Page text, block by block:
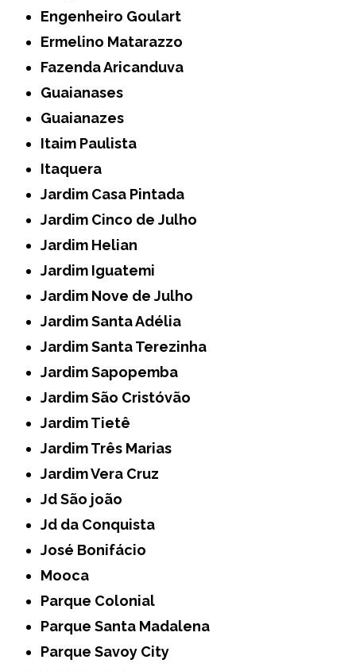
Engenheiro Goulart
Ermelino Matarazzo
Fazenda Aricanduva
Guaianases
Guaianazes
Itaim Paulista
Itaquera
Jardim Casa Pintada
Jardim Cinco de Julho
Jardim Helian
Jardim Iguatemi
Jardim Nove de Julho
Jardim Santa Adélia
Jardim Santa Terezinha
Jardim Sapopemba
Jardim São Cristóvão
Jardim Tietê
Jardim Três Marias
Jardim Vera Cruz
Jd São joão
Jd da Conquista
José Bonifácio
Mooca
Parque Colonial
Parque Santa Madalena
Parque Savoy City